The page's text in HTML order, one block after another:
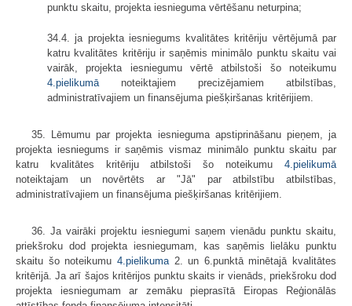
punktu skaitu, projekta iesnieguma vērtēšanu neturpina;
34.4. ja projekta iesniegums kvalitātes kritēriju vērtējumā par
katru kvalitātes kritēriju ir saņēmis minimālo punktu skaitu vai
vairāk, projekta iesniegumu vērtē atbilstoši šo noteikumu
4.pielikumānoteiktajiem precizējamiem atbilstības,
administratīvajiem un finansējuma piešķiršanas kritērijiem.
35. Lēmumu par projekta iesnieguma apstiprināšanu pieņem, ja
projekta iesniegums ir saņēmis vismaz minimālo punktu skaitu par
katru kvalitātes kritēriju atbilstoši šo noteikumu 4.pielikumā
noteiktajam un novērtēts ar "Jā" par atbilstību atbilstības,
administratīvajiem un finansējuma piešķiršanas kritērijiem.
36. Ja vairāki projektu iesniegumi saņem vienādu punktu skaitu,
priekšroku dod projekta iesniegumam, kas saņēmis lielāku punktu
skaitu šo noteikumu 4.pielikuma2. un 6.punktā minētajā kvalitātes
kritērijā. Ja arī šajos kritērijos punktu skaits ir vienāds, priekšroku dod
projekta iesniegumam ar zemāku pieprasītā Eiropas Reģionālās